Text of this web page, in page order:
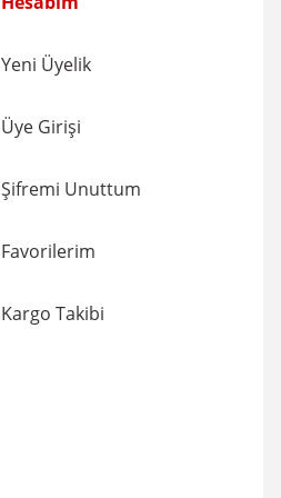
Yeni Üyelik
Üye Girişi
Şifremi Unuttum
Favorilerim
Kargo Takibi